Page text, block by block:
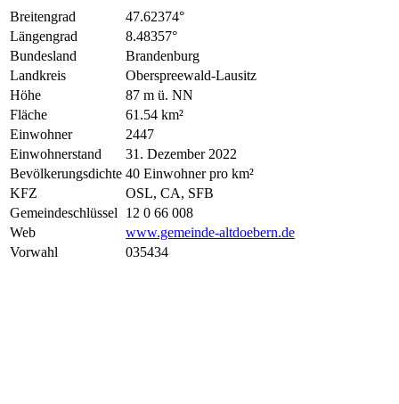
Breitengrad
47.62374°
Längengrad
8.48357°
Bundesland
Brandenburg
Landkreis
Oberspreewald-Lausitz
Höhe
87 m ü. NN
Fläche
61.54 km²
Einwohner
2447
Einwohnerstand
31. Dezember 2022
Bevölkerungsdichte 40 Einwohner pro km²
KFZ
OSL, CA, SFB
Gemeindeschlüssel
12 0 66 008
Web
www.gemeinde-altdoebern.de
Vorwahl
035434